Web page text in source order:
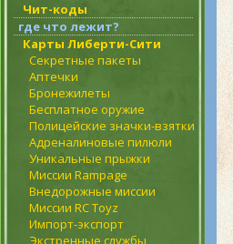
Чит-коды
где что лежит?
Карты Либерти-Сити
Секретные пакеты
Аптечки
Бронежилеты
Бесплатное оружие
Полицейские значки-взятки
Адреналиновые пилюли
Уникальные прыжки
Миссии Rampage
Внедорожные миссии
Миссии RC Toyz
Импорт-экспорт
Экстренные службы